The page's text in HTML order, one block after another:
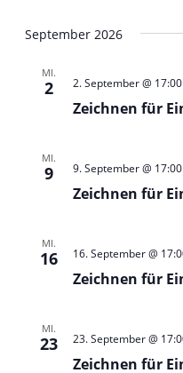
September 2026
MI.
2
Zeichnen für
2. September @ 17:00
MI.
9
Zeichnen für
9. September @ 17:00
MI.
16
Zeichnen für
16. September @
MI.
23
Zeichnen für
23. September @